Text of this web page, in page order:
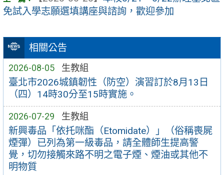
相關公告
2026-08-05 生教組
臺北市2026城鎮韌性（防空）演習訂於8月13日
（四）14時30分至15時實施。
2026-07-29 生教組
新興毒品「依托咪酯（Etomidate）」（俗稱喪屍
煙彈）已列為第一級毒品，請全體師生提高警
覺，切勿接觸來路不明之電子煙、煙油或其他不
明物質
免試入學志願選填講座與諮詢，歡迎參加